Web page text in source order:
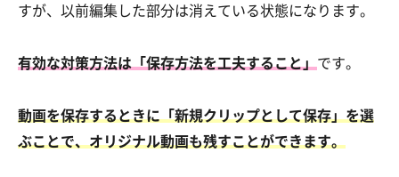
すが、以前編集した部分は消えている状態になります。
有効な対策方法は「保存方法を工夫すること」 です。
動画を保存するときに「新規クリップとして保存」を選
ぶことで、オリジナル動画も残すことができます。